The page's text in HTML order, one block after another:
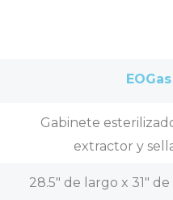
Gabinete
extractor y
28.5″ de largo x 31″